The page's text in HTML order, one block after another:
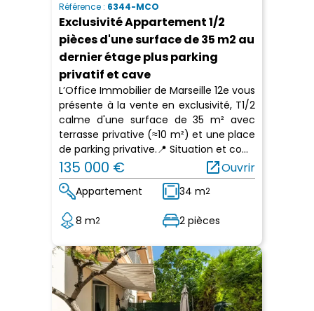
Référence : 6344-MCO
Exclusivité Appartement 1/2
pièces d'une surface de 35 m2 au
dernier étage plus parking
privatif et cave
L’Office Immobilier de Marseille 12e vous
présente à la vente en exclusivité, T1/2
calme d'une surface de 35 m² avec
terrasse privative (≈10 m²) et une place
de parking privative.📍 Situation et co...
135 000 € open_in_newOuvrir
Appartement 34 m2
8 m2 2 pièces